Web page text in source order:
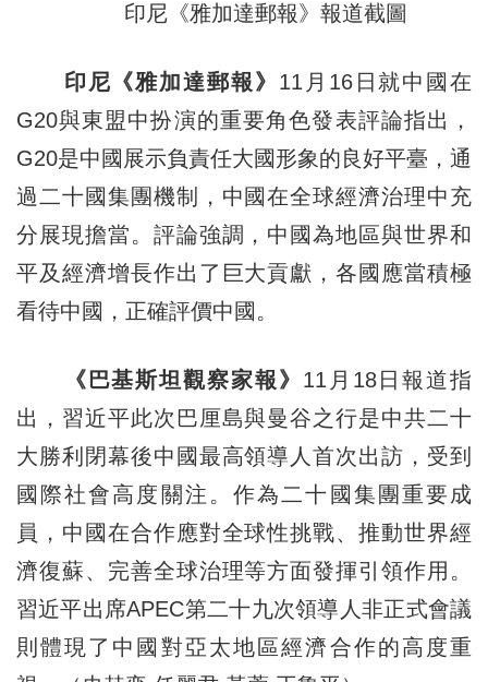
印尼《雅加達郵報》報道截圖
印尼《雅加達郵報》 11月16日就中國在
G20與東盟中扮演的重要角色發表評論指出，
G20是中國展示負責任大國形象的良好平臺，通
過二十國集團機制，中國在全球經濟治理中充
分展現擔當。評論強調，中國為地區與世界和
平及經濟增長作出了巨大貢獻，各國應當積極
看待中國，正確評價中國。
《巴基斯坦觀察家報》 11月18日報道指
出，習近平此次巴厘島與曼谷之行是中共二十
大勝利閉幕後中國最高領導人首次出訪，受到
國際社會高度關注。作為二十國集團重要成
員，中國在合作應對全球性挑戰、推動世界經
濟復蘇、完善全球治理等方面發揮引領作用。
習近平出席APEC第二十九次領導人非正式會議
則體現了中國對亞太地區經濟合作的高度重